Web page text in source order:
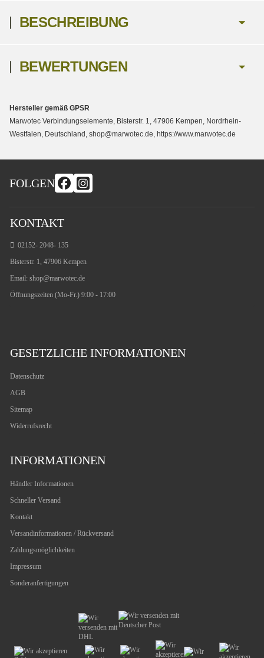
BESCHREIBUNG
BEWERTUNGEN
Hersteller gemäß GPSR
Marwotec Verbindungselemente, Bisterstr. 1, 47906 Kempen, Nordrhein-
Westfalen, Deutschland, shop@marwotec.de, https://www.marwotec.de
FOLGEN
KONTAKT
02152- 2048- 135
Bisterstr. 1, 47906 Kempen
Email: shop@marwotec.de
Öffnungszeiten (Mo-Fr.) 9:00 - 17:00
GESETZLICHE INFORMATIONEN
Datenschutz
AGB
Sitemap
Widerrufsrecht
INFORMATIONEN
Händler Informationen
Schneller Versand
Kontakt
Versandinformationen / Rückversand
Zahlungsmöglichkeiten
Impressum
Sonderanfertigungen